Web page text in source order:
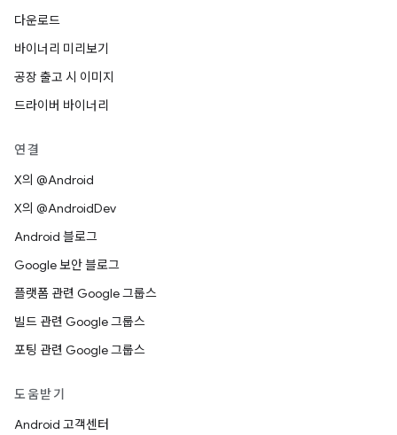
다운로드
바이너리 미리보기
공장 출고 시 이미지
드라이버 바이너리
연결
X의 @Android
X의 @AndroidDev
Android 블로그
Google 보안 블로그
플랫폼 관련 Google 그룹스
빌드 관련 Google 그룹스
포팅 관련 Google 그룹스
도움받기
Android 고객센터